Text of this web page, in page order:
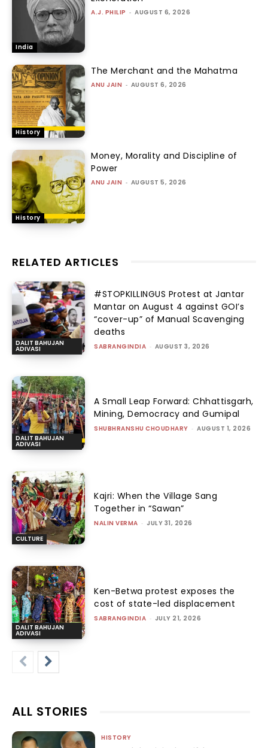
India
A.J. PHILIP - AUGUST 6, 2026
History
The Merchant and the Mahatma
ANU JAIN - AUGUST 6, 2026
History
Money, Morality and Discipline of
Power
ANU JAIN - AUGUST 5, 2026
RELATED ARTICLES
DALIT BAHUJAN
ADIVASI
#STOPKILLINGUS Protest at Jantar
Mantar on August 4 against GOI’s
“cover-up” of Manual Scavenging
deaths
SABRANGINDIA - AUGUST 3, 2026
DALIT BAHUJAN
ADIVASI
A Small Leap Forward: Chhattisgarh,
Mining, Democracy and Gumipal
SHUBHRANSHU CHOUDHARY - AUGUST 1, 2026
CULTURE
Kajri: When the Village Sang
Together in “Sawan”
NALIN VERMA - JULY 31, 2026
DALIT BAHUJAN
ADIVASI
Ken-Betwa protest exposes the
cost of state-led displacement
SABRANGINDIA - JULY 21, 2026
ALL STORIES
HISTORY